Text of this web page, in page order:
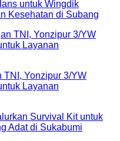
untuk Wingdik
Kesehatan di Subang
TNI, Yonzipur 3/YW
Layanan